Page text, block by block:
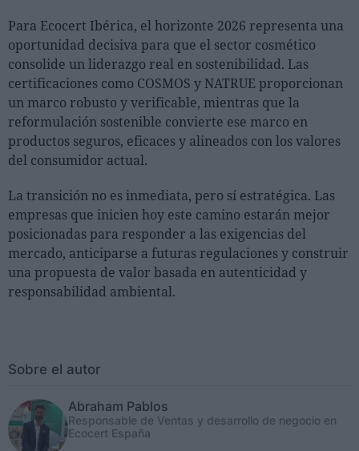
Para Ecocert Ibérica, el horizonte 2026 representa una
oportunidad decisiva para que el sector cosmético
consolide un liderazgo real en sostenibilidad. Las
certificaciones como COSMOS y NATRUE proporcionan
un marco robusto y verificable, mientras que la
reformulación sostenible convierte ese marco en
productos seguros, eficaces y alineados con los valores
del consumidor actual.
La transición no es inmediata, pero sí estratégica. Las
empresas que inicien hoy este camino estarán mejor
posicionadas para responder a las exigencias del
mercado, anticiparse a futuras regulaciones y construir
una propuesta de valor basada en autenticidad y
responsabilidad ambiental.
Sobre el autor
Abraham Pablos
Responsable de Ventas y desarrollo de negocio en
Ecocert España